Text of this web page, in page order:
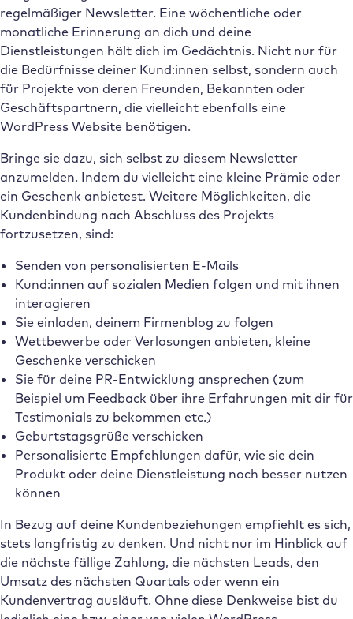
regelmäßiger Newsletter. Eine wöchentliche oder
monatliche Erinnerung an dich und deine
Dienstleistungen hält dich im Gedächtnis. Nicht nur für
die Bedürfnisse deiner Kund:innen selbst, sondern auch
für Projekte von deren Freunden, Bekannten oder
Geschäftspartnern, die vielleicht ebenfalls eine
WordPress Website benötigen.
Bringe sie dazu, sich selbst zu diesem Newsletter
anzumelden. Indem du vielleicht eine kleine Prämie oder
ein Geschenk anbietest. Weitere Möglichkeiten, die
Kundenbindung nach Abschluss des Projekts
fortzusetzen, sind:
Senden von personalisierten E-Mails
Kund:innen auf sozialen Medien folgen und mit ihnen
interagieren
Sie einladen, deinem Firmenblog zu folgen
Wettbewerbe oder Verlosungen anbieten, kleine
Geschenke verschicken
Sie für deine PR-Entwicklung ansprechen (zum
Beispiel um Feedback über ihre Erfahrungen mit dir für
Testimonials zu bekommen etc.)
Geburtstagsgrüße verschicken
Personalisierte Empfehlungen dafür, wie sie dein
Produkt oder deine Dienstleistung noch besser nutzen
können
In Bezug auf deine Kundenbeziehungen empfiehlt es sich,
stets langfristig zu denken. Und nicht nur im Hinblick auf
die nächste fällige Zahlung, die nächsten Leads, den
Umsatz des nächsten Quartals oder wenn ein
Kundenvertrag ausläuft. Ohne diese Denkweise bist du